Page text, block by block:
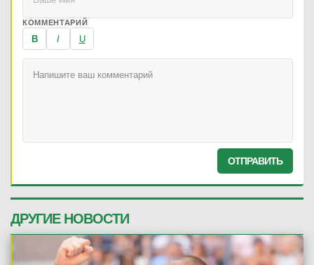
КОММЕНТАРИЙ
B I U
ОТПРАВИТЬ
ДРУГИЕ НОВОСТИ